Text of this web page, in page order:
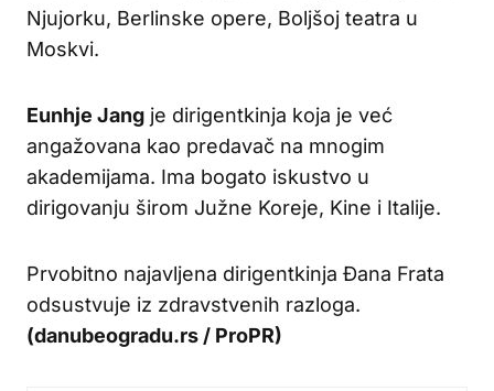
Njujorku, Berlinske opere, Boljšoj teatra u
Moskvi.
Eunhje Jang je dirigentkinja koja je već
angažovana kao predavač na mnogim
akademijama. Ima bogato iskustvo u
dirigovanju širom Južne Koreje, Kine i Italije.
Prvobitno najavljena dirigentkinja Đana Frata
odsustvuje iz zdravstvenih razloga.
(danubeogradu.rs / ProPR)